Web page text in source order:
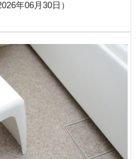
年06月30日）